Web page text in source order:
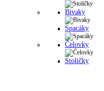
Bivaky
Spacáky
Čelovky
Stoličky